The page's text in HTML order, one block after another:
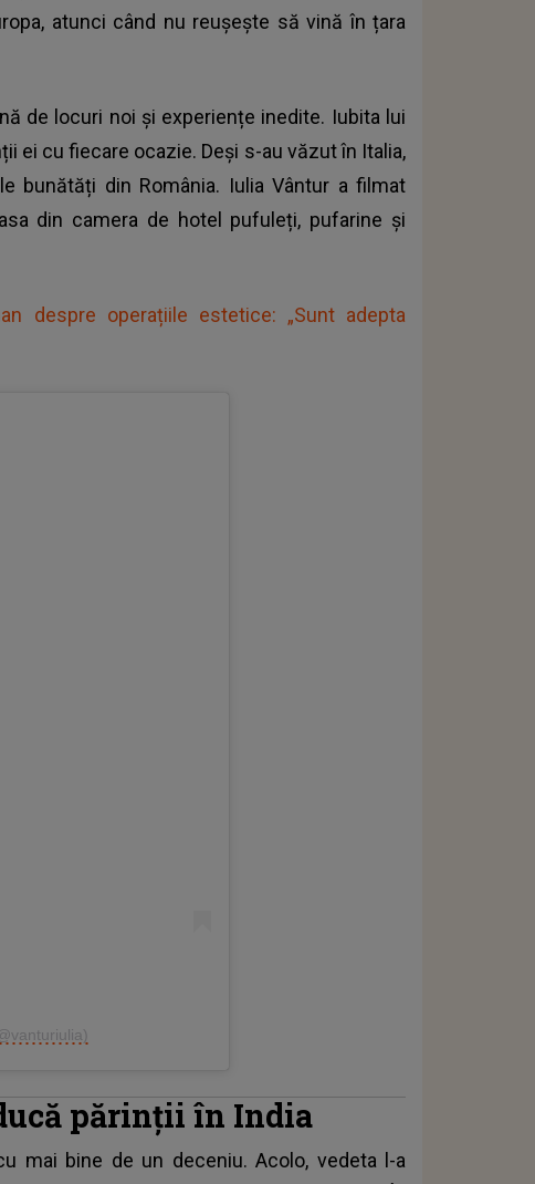
atunci când nu reușește să vină în țara
de locuri noi și experiențe inedite. Iubita lui
ei cu fiecare ocazie. Deși s-au văzut în Italia,
bunătăți din România. Iulia Vântur a filmat
din camera de hotel pufuleți, pufarine și
despre operațiile estetice: „Sunt adepta
părinții în India
mai bine de un deceniu. Acolo, vedeta l-a